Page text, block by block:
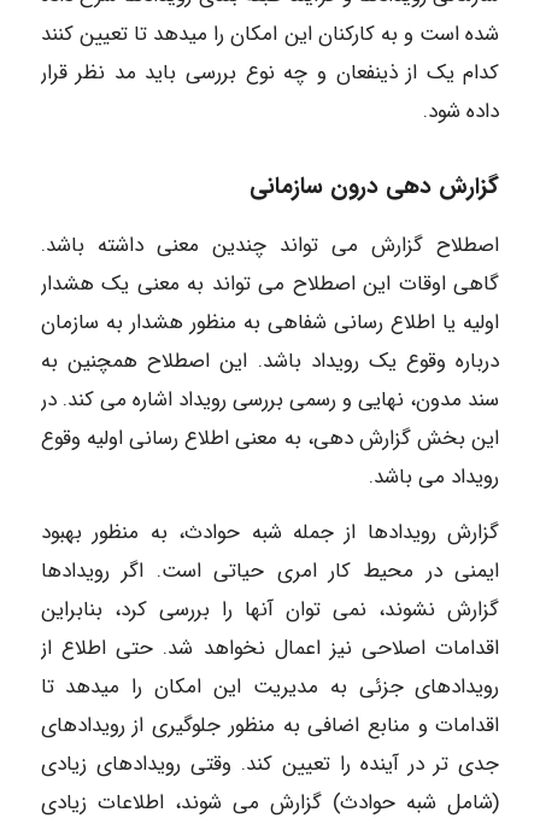
شده است و به کارکنان این امکان را میدهد تا تعیین کنند
کدام یک از ذینفعان و چه نوع بررسی باید مد نظر قرار
داده شود.
گزارش دهی درون سازمانی
اصطلاح گزارش می تواند چندین معنی داشته باشد.
گاهی اوقات این اصطلاح می تواند به معنی یک هشدار
اولیه یا اطلاع رسانی شفاهی به منظور هشدار به سازمان
درباره وقوع یک رویداد باشد. این اصطلاح همچنین به
سند مدون، نهایی و رسمی بررسی رویداد اشاره می کند. در
این بخش گزارش دهی، به معنی اطلاع رسانی اولیه وقوع
رویداد می باشد.
گزارش رویدادها از جمله شبه حوادث، به منظور بهبود
ایمنی در محیط کار امری حیاتی است. اگر رویدادها
گزارش نشوند، نمی توان آنها را بررسی کرد، بنابراین
اقدامات اصلاحی نیز اعمال نخواهد شد. حتی اطلاع از
رویدادهای جزئی به مدیریت این امکان را میدهد تا
اقدامات و منابع اضافی به منظور جلوگیری از رویدادهای
جدی تر در آینده را تعیین کند. وقتی رویدادهای زیادی
(شامل شبه حوادث) گزارش می شوند، اطلاعات زیادی